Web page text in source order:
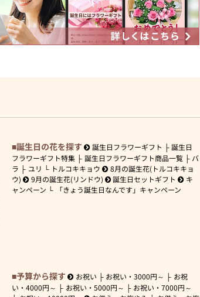
誕生日の花を探す 誕生日フラワーギフト
誕生日
フラワーギフト特集
誕生日フラワーギフト商品一覧
バ
ラ
ユリ トルコキキョウ
8月の誕生花(トルコキキョ
ウ)
9月の誕生花(リンドウ) 誕生日セットギフト
キ
ャンペーン
「きょう誕生日なんです」キャンペーン
予算から探す お祝い お祝い・3000円～
お祝
い・ 4000円～ お祝い・ 5000円～ お祝い・7000円～